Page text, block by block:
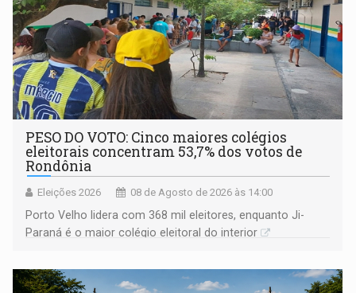
PESO DO VOTO: Cinco maiores colégios
eleitorais concentram 53,7% dos votos de
Rondônia
Eleições 2026 08 de Agosto de 2026 às 14:00
Porto Velho lidera com 368 mil eleitores, enquanto Ji-
Paraná é o maior colégio eleitoral do interior